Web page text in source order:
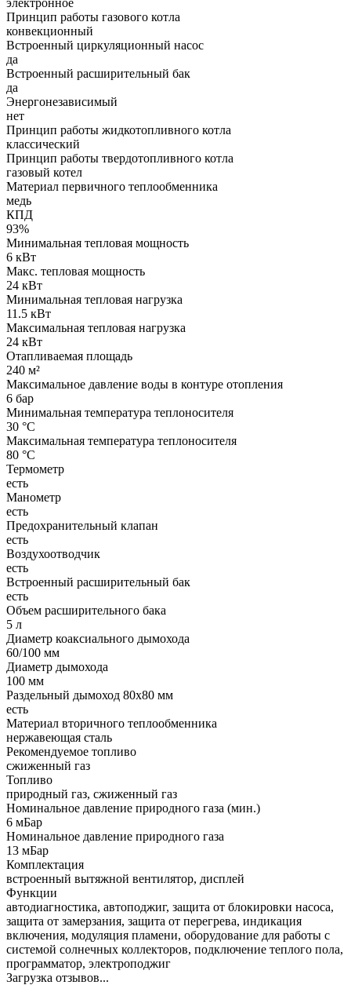
Принцип работы газового котла
конвекционный
Встроенный циркуляционный насос
да
Встроенный расширительный бак
да
Энергонезависимый
нет
Принцип работы жидкотопливного котла
классический
Принцип работы твердотопливного котла
газовый котел
Материал первичного теплообменника
медь
КПД
93%
Минимальная тепловая мощность
6 кВт
Макс. тепловая мощность
24 кВт
Минимальная тепловая нагрузка
11.5 кВт
Максимальная тепловая нагрузка
24 кВт
Отапливаемая площадь
240 м²
Максимальное давление воды в контуре отопления
6 бар
Минимальная температура теплоносителя
30 °C
Максимальная температура теплоносителя
80 °C
Термометр
есть
Манометр
есть
Предохранительный клапан
есть
Воздухоотводчик
есть
Встроенный расширительный бак
есть
Объем расширительного бака
5 л
Диаметр коаксиального дымохода
60/100 мм
Диаметр дымохода
100 мм
Раздельный дымоход 80х80 мм
есть
Материал вторичного теплообменника
нержавеющая сталь
Рекомендуемое топливо
сжиженный газ
Топливо
природный газ, сжиженный газ
Номинальное давление природного газа (мин.)
6 мБар
Номинальное давление природного газа
13 мБар
Комплектация
встроенный вытяжной вентилятор, дисплей
Функции
автодиагностика, автоподжиг, защита от блокировки насоса,
защита от замерзания, защита от перегрева, индикация
включения, модуляция пламени, оборудование для работы с
системой солнечных коллекторов, подключение теплого пола,
программатор, электроподжиг
Загрузка отзывов...